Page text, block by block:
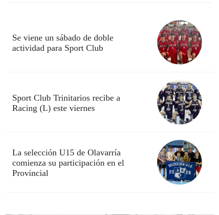
Se viene un sábado de doble
actividad para Sport Club
Sport Club Trinitarios recibe a
Racing (L) este viernes
La selección U15 de Olavarría
comienza su participación en el
Provincial